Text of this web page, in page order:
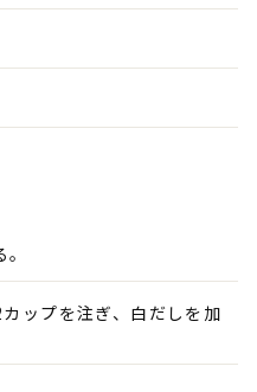
ップを注ぎ、白だしを加